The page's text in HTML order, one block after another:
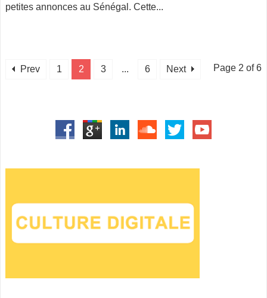
petites annonces au Sénégal. Cette...
Prev 1 2 3 ... 6 Next Page 2 of 6